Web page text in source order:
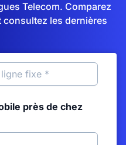
Telecom. Comparez
les dernières
près de chez